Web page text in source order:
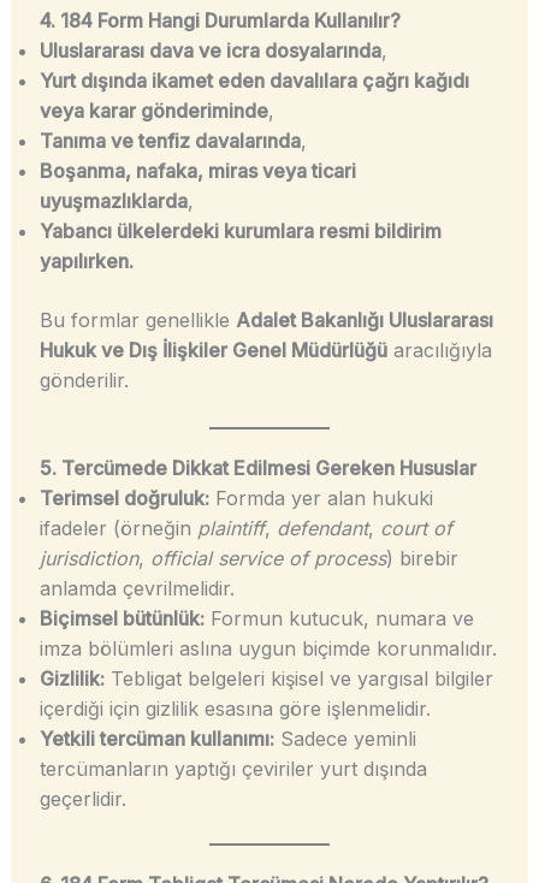
4. 184 Form Hangi Durumlarda Kullanılır?
Uluslararası dava ve icra dosyalarında,
Yurt dışında ikamet eden davalılara çağrı kağıdı
veya karar gönderiminde,
Tanıma ve tenfiz davalarında,
Boşanma, nafaka, miras veya ticari
uyuşmazlıklarda,
Yabancı ülkelerdeki kurumlara resmi bildirim
yapılırken.
Bu formlar genellikle Adalet Bakanlığı Uluslararası
Hukuk ve Dış İlişkiler Genel Müdürlüğüaracılığıyla
gönderilir.
5. Tercümede Dikkat Edilmesi Gereken Hususlar
Terimsel doğruluk:Formda yer alan hukuki
ifadeler (örneğin plaintiff, defendant, court of
jurisdiction, official service of process) birebir
anlamda çevrilmelidir.
Biçimsel bütünlük:Formun kutucuk, numara ve
imza bölümleri aslına uygun biçimde korunmalıdır.
Gizlilik:Tebligat belgeleri kişisel ve yargısal bilgiler
içerdiği için gizlilik esasına göre işlenmelidir.
Yetkili tercüman kullanımı:Sadece yeminli
tercümanların yaptığı çeviriler yurt dışında
geçerlidir.